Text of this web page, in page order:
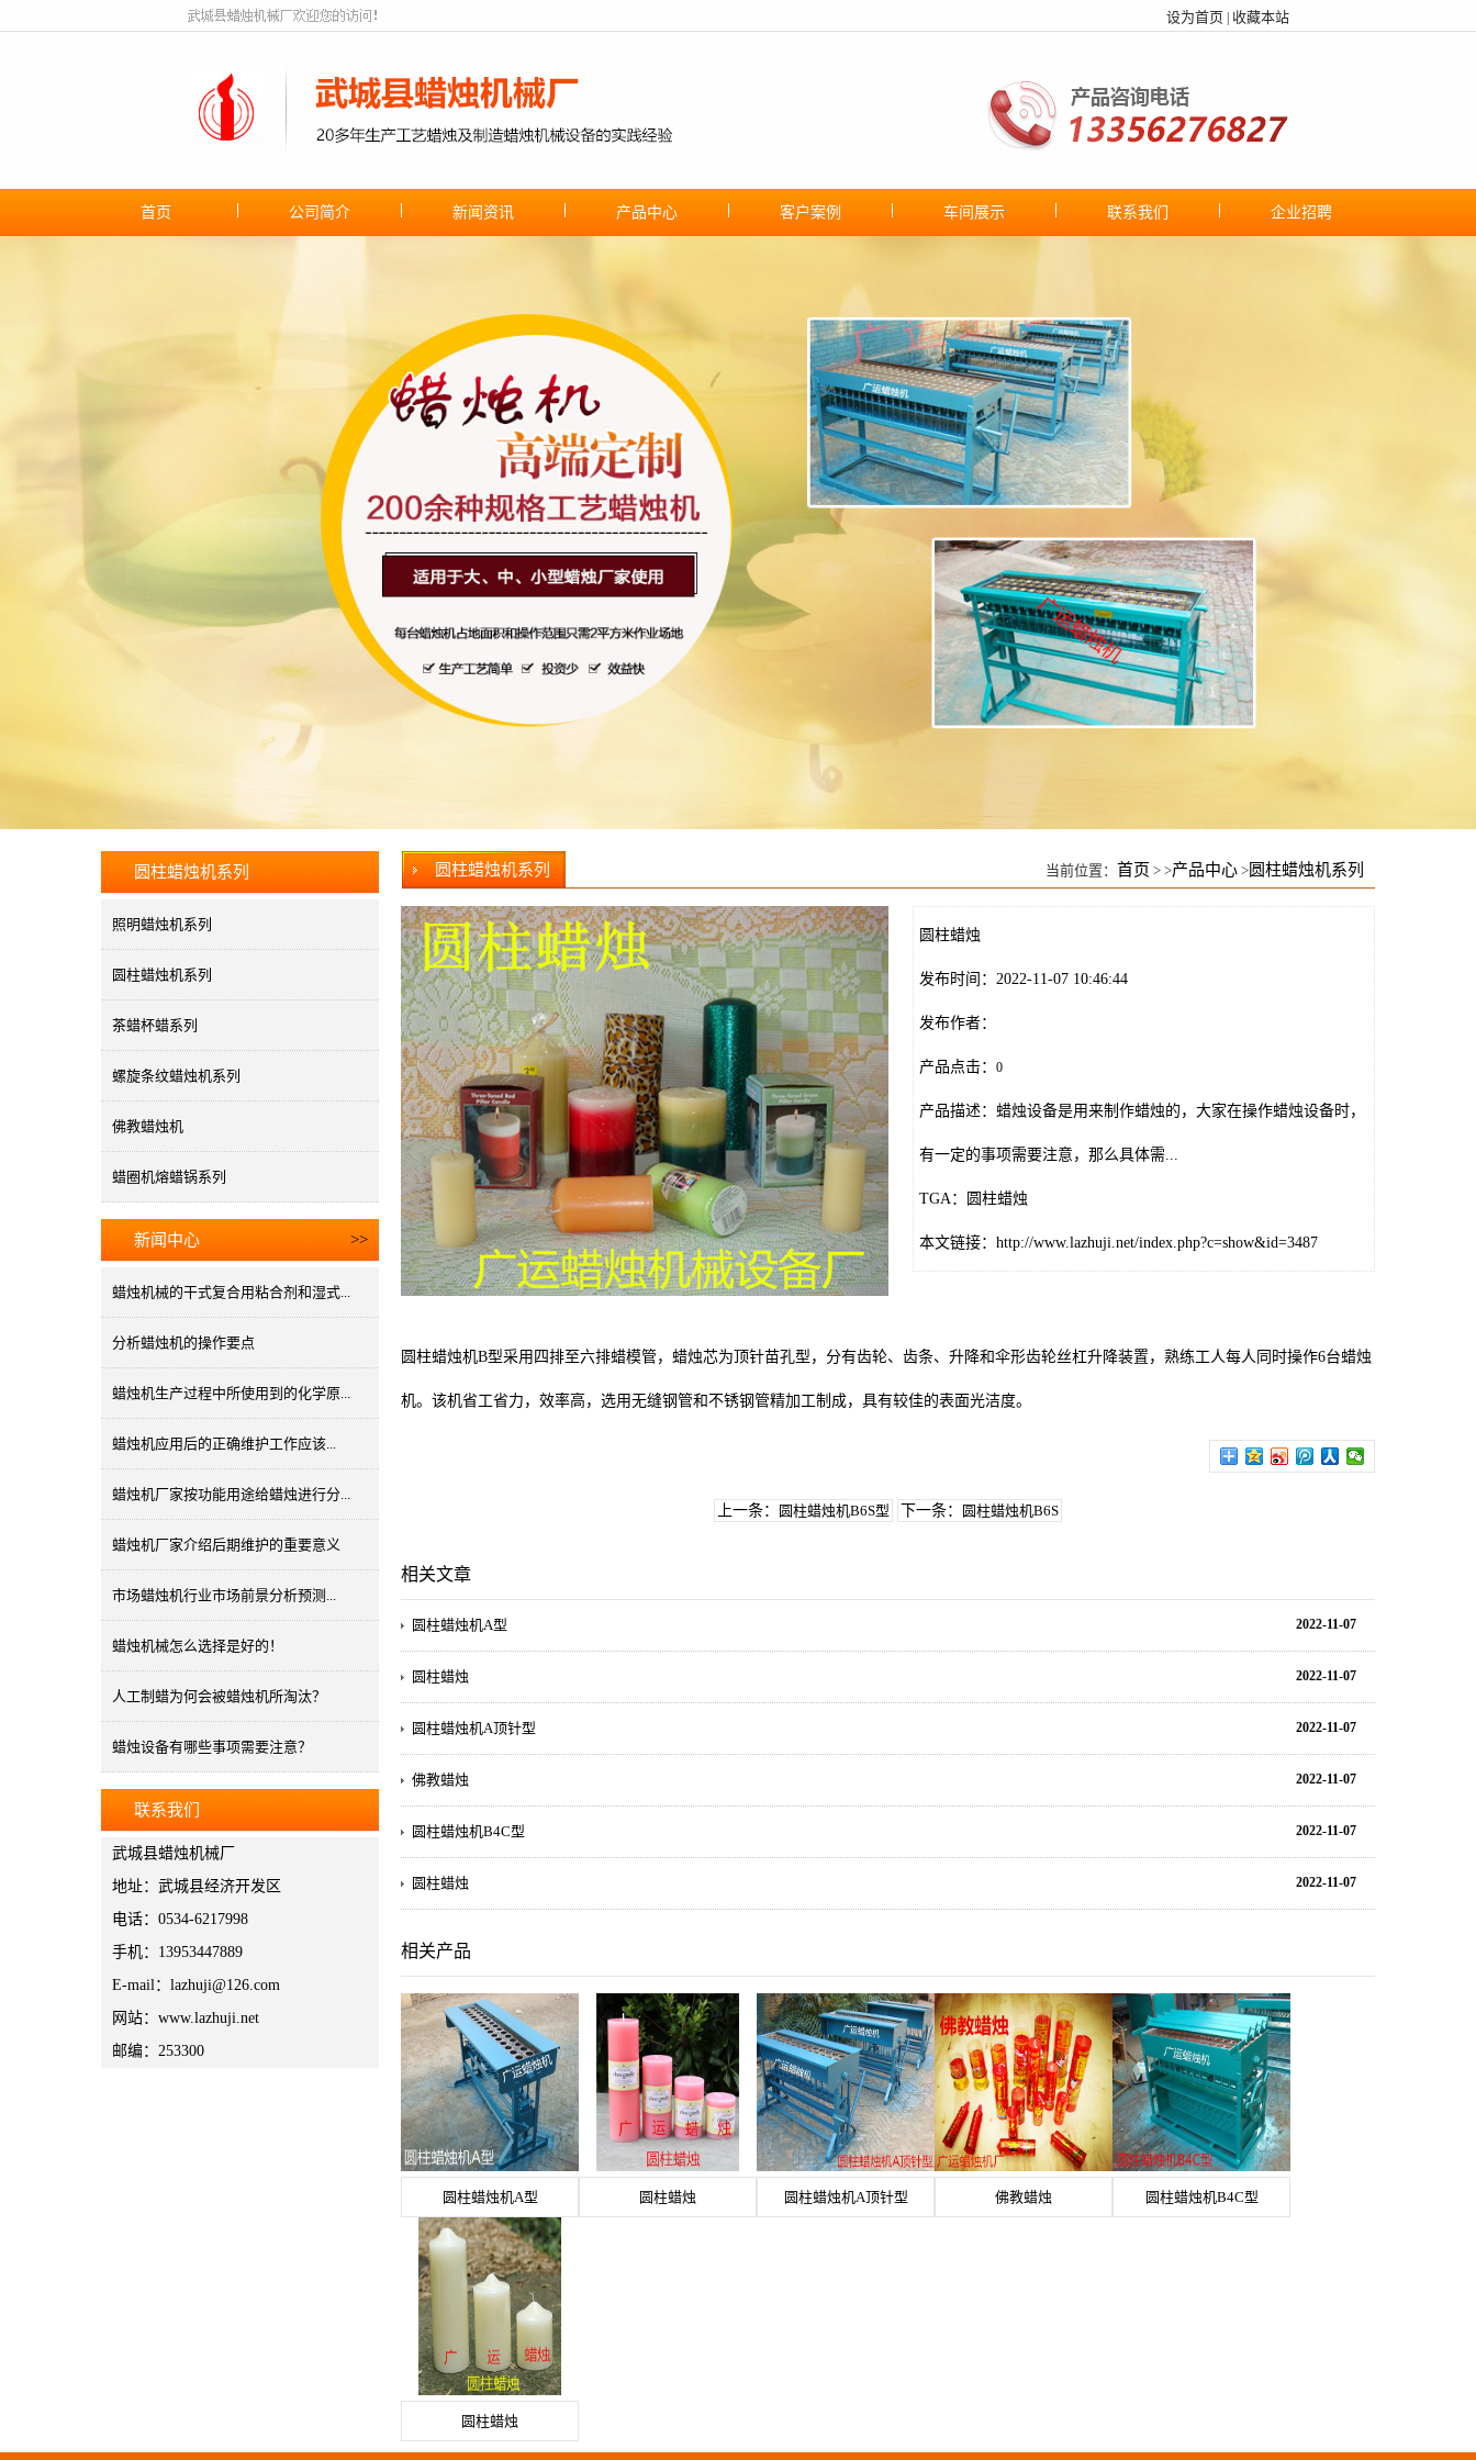
设为首页 收藏本站
首页 公司简介 新闻资讯 产品中心 客户案例 车间展示 联系我们 企业招聘
圆柱蜡烛机系列
照明蜡烛机系列
圆柱蜡烛机系列
茶蜡杯蜡系列
螺旋条纹蜡烛机系列
佛教蜡烛机
蜡圈机熔蜡锅系列
新闻中心 >>
蜡烛机械的干式复合用粘合剂和湿式...
分析蜡烛机的操作要点
蜡烛机生产过程中所使用到的化学原...
蜡烛机应用后的正确维护工作应该...
蜡烛机厂家按功能用途给蜡烛进行分...
蜡烛机厂家介绍后期维护的重要意义
市场蜡烛机行业市场前景分析预测...
蜡烛机械怎么选择是好的！
人工制蜡为何会被蜡烛机所淘汰？
蜡烛设备有哪些事项需要注意？
联系我们
武城县蜡烛机械厂
地址：武城县经济开发区
电话：0534-6217998
手机：13953447889
E-mail：lazhuji@126.com
网站：www.lazhuji.net
邮编：253300
当前位置： 首页 > >产品中心 > 圆柱蜡烛机系列
圆柱蜡烛机系列
圆柱蜡烛
发布时间：2022-11-07 10:46:44
发布作者：
产品点击：0
产品描述：蜡烛设备是用来制作蜡烛的，大家在操作蜡烛设备时，
有一定的事项需要注意，那么具体需...
TGA：圆柱蜡烛
本文链接：http://www.lazhuji.net/index.php?c=show&id=3487
圆柱蜡烛机B型采用四排至六排蜡模管，蜡烛芯为顶针苗孔型，分有齿轮、齿条、升降和伞形齿轮丝杠升降装置，熟练工人每人同时操作6台蜡烛
机。该机省工省力，效率高，选用无缝钢管和不锈钢管精加工制成，具有较佳的表面光洁度。
上一条： 圆柱蜡烛机B6S型 下一条： 圆柱蜡烛机B6S
相关文章
2022-11-07
圆柱蜡烛机A型
2022-11-07
圆柱蜡烛
2022-11-07
圆柱蜡烛机A顶针型
2022-11-07
佛教蜡烛
2022-11-07
圆柱蜡烛机B4C型
2022-11-07
圆柱蜡烛
相关产品
圆柱蜡烛机A型 圆柱蜡烛 圆柱蜡烛机A顶针型 佛教蜡烛 圆柱蜡烛机B4C型
圆柱蜡烛